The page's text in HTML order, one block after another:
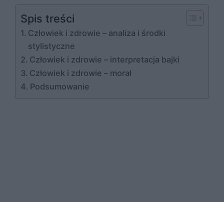
Spis treści
Człowiek i zdrowie – analiza i środki
stylistyczne
Człowiek i zdrowie – interpretacja bajki
Człowiek i zdrowie – morał
Podsumowanie